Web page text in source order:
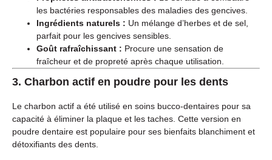
les bactéries responsables des maladies des gencives.
Ingrédients naturels : Un mélange d’herbes et de sel,
parfait pour les gencives sensibles.
Goût rafraîchissant : Procure une sensation de
fraîcheur et de propreté après chaque utilisation.
3. Charbon actif en poudre pour les dents
Le charbon actif a été utilisé en soins bucco-dentaires pour sa
capacité à éliminer la plaque et les taches. Cette version en
poudre dentaire est populaire pour ses bienfaits blanchiment et
détoxifiants des dents.